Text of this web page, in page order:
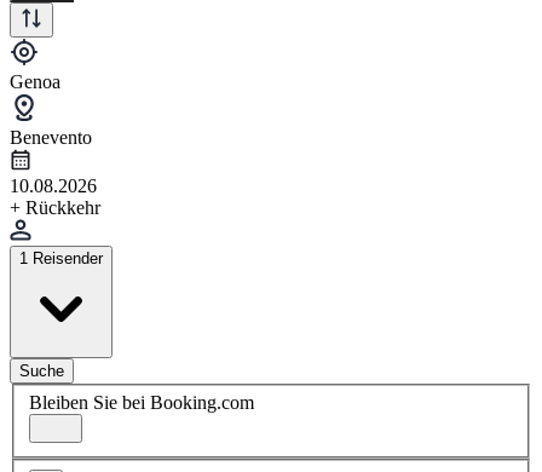
Genoa
Benevento
10.08.2026
+ Rückkehr
1 Reisender
Suche
Bleiben Sie bei Booking.com